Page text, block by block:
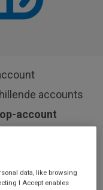
accounts
account
en
data, like browsing
I Accept enables